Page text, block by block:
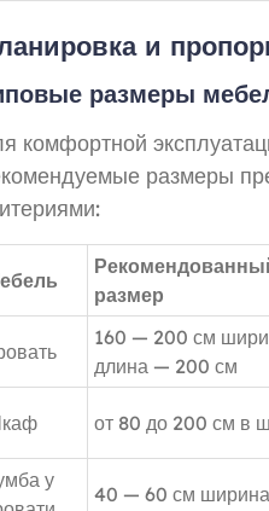
и
размеры
комфортной
размеры
размер
160 — 200 см
длина — 200 см
от 80 до 200 см в
у
40 — 60 см ширина